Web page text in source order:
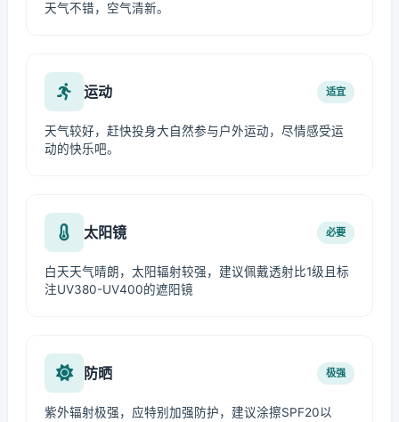
天气不错，空气清新。
运动 适宜
天气较好，赶快投身大自然参与户外运动，尽情感受运
动的快乐吧。
太阳镜 必要
白天天气晴朗，太阳辐射较强，建议佩戴透射比1级且标
注UV380-UV400的遮阳镜
防晒 极强
紫外辐射极强，应特别加强防护，建议涂擦SPF20以